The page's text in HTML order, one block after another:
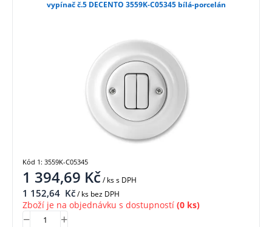
vypínač č.5 DECENTO 3559K-C05345 bílá-porcelán
1 394,69 Kč/ kss DPH
1 152,64 Kč/ ks bez DPH
Zboží je na objednávku s dostupností (0 ks)
Kód 1: 3559K-C05345